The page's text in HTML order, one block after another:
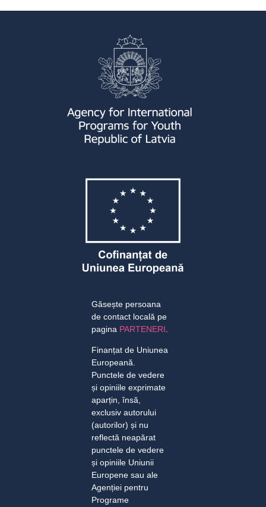
Găsește persoana
de contact locală pe
pagina PARTENERI
Finanțat de Uniunea
Europeană.
Punctele de vedere
și opiniile exprimate
aparțin, însă,
exclusiv autorului
(autorilor) și nu
reflectă neapărat
punctele de vedere
și opiniile Uniunii
Europene sau ale
Agenției pentru
Programe